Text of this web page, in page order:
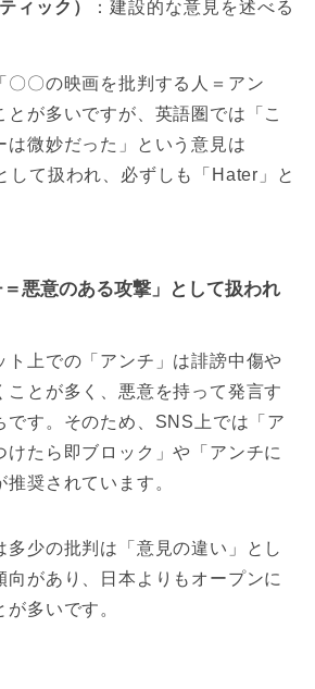
ィック）
：建設的な意見を述べる
〇〇の映画を批判する人＝アン
とが多いですが、英語圏では「こ
は微妙だった」という意見は
して扱われ、必ずしも「Hater」と
悪意のある攻撃」として扱われ
ト上での「アンチ」は誹謗中傷や
ことが多く、悪意を持って発言す
です。そのため、SNS上では「ア
けたら即ブロック」や「アンチに
奨されています。
多少の批判は「意見の違い」とし
向があり、日本よりもオープンに
多いです。